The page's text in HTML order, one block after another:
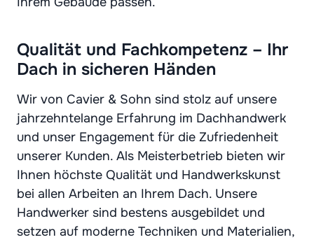
Qualität und Fachkompetenz – Ihr
Dach in sicheren Händen
Wir von Cavier & Sohn sind stolz auf unsere
jahrzehntelange Erfahrung im Dachhandwerk
und unser Engagement für die Zufriedenheit
unserer Kunden. Als Meisterbetrieb bieten wir
Ihnen höchste Qualität und Handwerkskunst
bei allen Arbeiten an Ihrem Dach. Unsere
Handwerker sind bestens ausgebildet und
setzen auf moderne Techniken und Materialien,